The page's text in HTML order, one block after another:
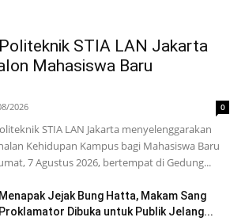
STIA LAN Jakarta
Mahasiswa Baru
2026 0
STIA LAN Jakarta menyelenggarakan
Kehidupan Kampus bagi Mahasiswa Baru
7 Agustus 2026, bertempat di Gedung...
Menapak Jejak Bung Hatta, Makam Sang
Proklamator Dibuka untuk Publik Jelang...